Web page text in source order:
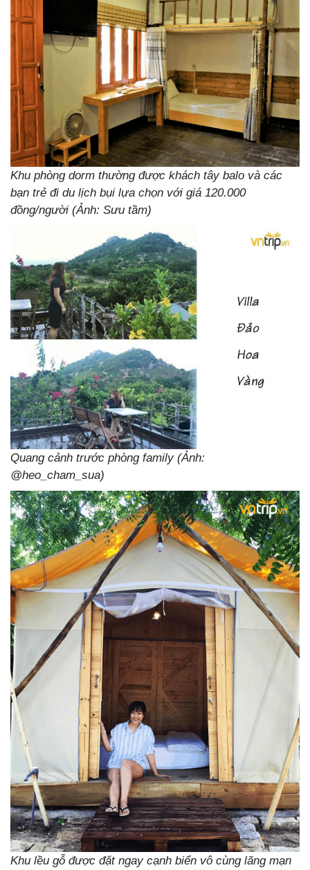
Khu phòng dorm thường được khách tây balo và các
bạn trẻ đi du lịch bụi lựa chọn với giá 120.000
đồng/người (Ảnh: Sưu tầm)
Quang cảnh trước phòng family (Ảnh:
@heo_cham_sua)
Khu lều gỗ được đặt ngay cạnh biển vô cùng lãng mạn